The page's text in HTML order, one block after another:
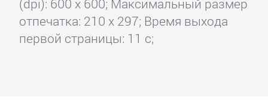
(dpi): 600 x 600; Максимальный размер
отпечатка: 210 x 297; Время выхода
первой страницы: 11 с;